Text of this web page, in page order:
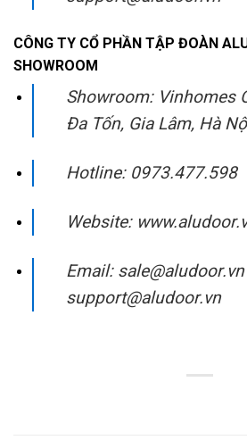
CÔNG TY CỔ PHẦN TẬP ĐOÀN
SHOWROOM
Showroom: Vinhomes
Đa Tốn, Gia Lâm, Hà
Hotline: 0973.477.598
Website:
Email:
support@aludoor.vn